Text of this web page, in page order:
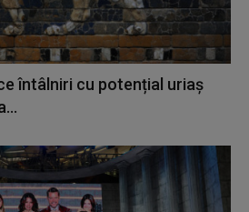
întâlniri cu potențial uriaș